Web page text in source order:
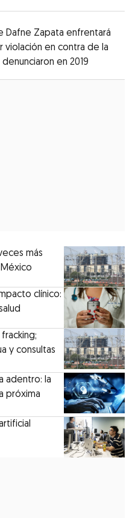
Dafne Zapata enfrentará
violación en contra de la
en 2019
más
clínico:
y consultas
adentro: la
próxima